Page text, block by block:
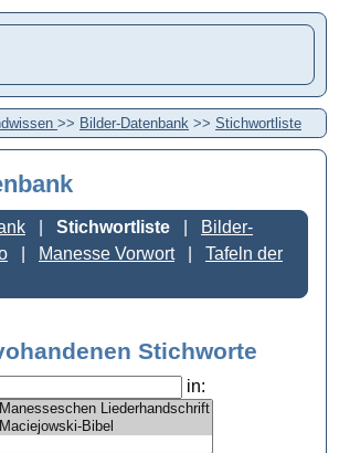
>> Bilder-Datenbank >> Stichwortliste
Stichwortliste
Bilder-
Manesse Vorwort
Tafeln der
Stichworte
in: